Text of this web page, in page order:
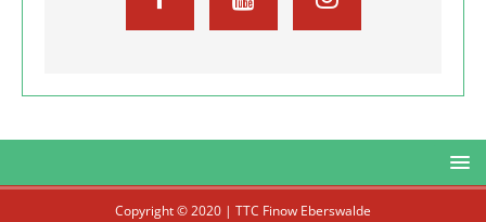
Copyright © 2020 | TTC Finow Eberswalde